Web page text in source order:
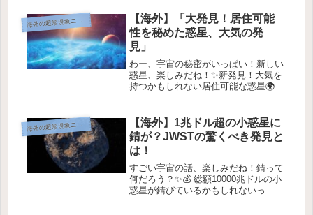
海
外の超常現象ニュース
【海外】「大発見！居住可能
性を秘めた惑星、大気の発
見」
わー、宇宙の秘密がいっぱい！新しい
惑星、楽しみだね！✨新発見！大気を
持つかもしれない居住可能な惑星🌍✨
--### 1. **惑星の発見✨**NASA...
海
外の超常現象ニュース
【海外】1兆ドル超の小惑星に
錆が？JWSTの驚くべき発見と
は！
すごい宇宙の話、楽しみだね！錆って
何だろう？✨💰 総額10000兆ドルの小
惑星が錆びているかもしれないっ